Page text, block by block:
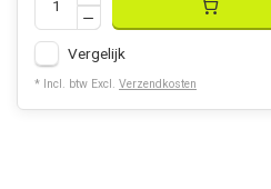
Vergelijk
* Incl. btw Excl. Verzendkosten